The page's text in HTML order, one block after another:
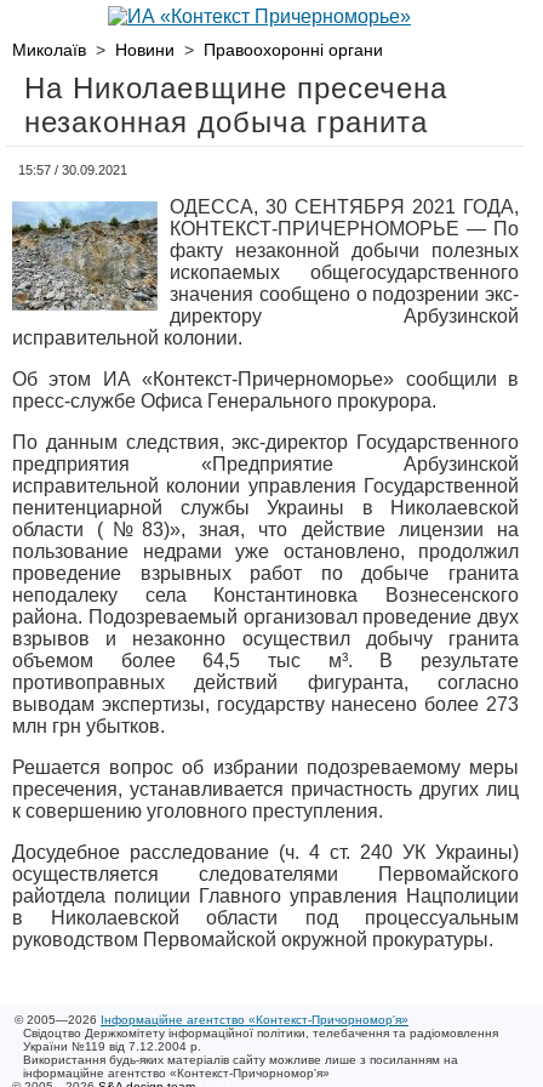
Миколаїв > Новини > Правоохоронні органи
На Николаевщине пресечена
незаконная добыча гранита
15:57 / 30.09.2021
ОДЕССА, 30 СЕНТЯБРЯ 2021 ГОДА,
КОНТЕКСТ-ПРИЧЕРНОМОРЬЕ — По
факту незаконной добычи полезных
ископаемых общегосударственного
значения сообщено о подозрении экс-
директору Арбузинской
исправительной колонии.
Об этом ИА «Контекст-Причерноморье» сообщили в
пресс-службе Офиса Генерального прокурора.
По данным следствия, экс-директор Государственного
предприятия «Предприятие Арбузинской
исправительной колонии управления Государственной
пенитенциарной службы Украины в Николаевской
области (№83)», зная, что действие лицензии на
пользование недрами уже остановлено, продолжил
проведение взрывных работ по добыче гранита
неподалеку села Константиновка Вознесенского
района. Подозреваемый организовал проведение двух
взрывов и незаконно осуществил добычу гранита
объемом более 64,5 тыс м³. В результате
противоправных действий фигуранта, согласно
выводам экспертизы, государству нанесено более 273
млн грн убытков.
Решается вопрос об избрании подозреваемому меры
пресечения, устанавливается причастность других лиц
к совершению уголовного преступления.
Досудебное расследование (ч. 4 ст. 240 УК Украины)
осуществляется следователями Первомайского
райотдела полиции Главного управления Нацполиции
в Николаевской области под процессуальным
руководством Первомайской окружной прокуратуры.
© 2005—2026 Інформаційне агентство «Контекст-Причорномор'я»
Свідоцтво Держкомітету інформаційної політики, телебачення та радіомовлення
України №119 від 7.12.2004 р.
Використання будь-яких матеріалів сайту можливе лише з посиланням на
інформаційне агентство «Контекст-Причорномор'я»